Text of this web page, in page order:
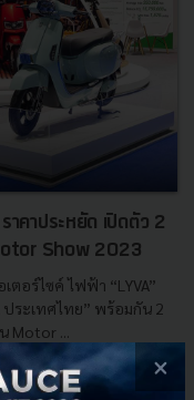
าคาประหยัด เปิดตัว 2
Show 2023
อร์ไซค์ ไฟฟ้า “LYVA”
ประเทศไทย” พร้อมกัน 2
Motor ...
×